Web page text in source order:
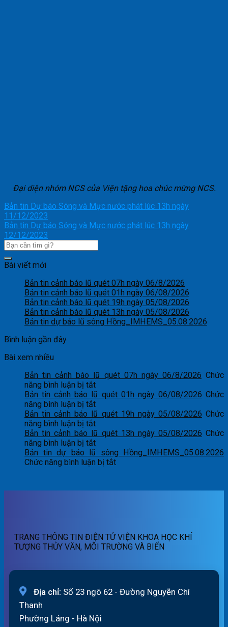
Đại diện nhóm NCS của Viện tặng hoa chúc mừng NCS.
Bản tin Dự báo Sóng và Mực nước phát lúc 13h ngày
11/12/2023
Bản tin Dự báo Sóng và Mực nước phát lúc 13h ngày
12/12/2023
Bài viết mới
Bản tin cảnh báo lũ quét 07h ngày 06/8/2026
Bản tin cảnh báo lũ quét 01h ngày 06/08/2026
Bản tin cảnh báo lũ quét 19h ngày 05/08/2026
Bản tin cảnh báo lũ quét 13h ngày 05/08/2026
Bản tin dự báo lũ sông Hồng_IMHEMS_05.08.2026
Bình luận gần đây
Bài xem nhiều
Bản tin cảnh báo lũ quét 07h ngày 06/8/2026 Chức
năng bình luận bị tắtở
Bản
tin
cảnh
báo
lũ
quét
07h
ngày
Bản tin cảnh báo lũ quét 01h ngày 06/08/2026 Chức
năng bình luận bị tắtở
Bản
tin
cảnh
báo
lũ
quét
06/08/2026
Bản tin cảnh báo lũ quét 19h ngày 05/08/2026 Chức
năng bình luận bị tắtở
Bản
tin
cảnh
báo
19h
Bản tin cảnh báo lũ quét 13h ngày 05/08/2026 Chức
năng bình luận bị tắtở
Bản
tin
lũ
05/08/2026
Bản tin dự báo lũ sông Hồng_IMHEMS_05.08.2026
Chức năng bình luận bị tắtở
dự
TRANG THÔNG TIN ĐIỆN TỬ VIỆN KHOA HỌC KHÍ
TƯỢNG THỦY VĂN, MÔI TRƯỜNG VÀ BIỂN
Địa chỉ: Số 23 ngõ 62 - Đường Nguyễn Chí
Thanh
Phường Láng - Hà Nội